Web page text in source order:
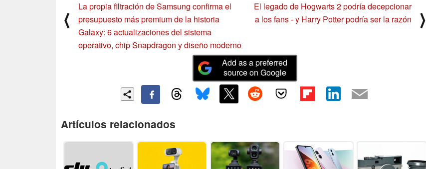
⟨
La propia filtración de Samsung confirma el
presupuesto más premium de la historia
Galaxy: 6 actualizaciones del sistema
operativo, chip Snapdragon y diseño moderno
El legado de Hogwarts 2 podría decepcionar
a los fans - y Harry Potter podría ser la razón
⟩
Add as a preferred
source on Google
Artículos relacionados